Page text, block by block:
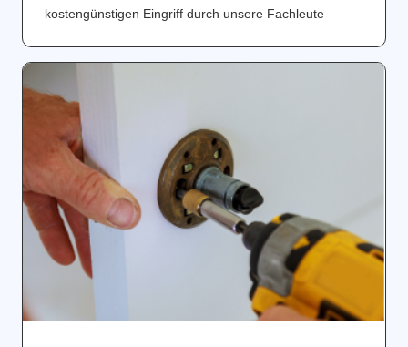
kostengünstigen Eingriff durch unsere Fachleute